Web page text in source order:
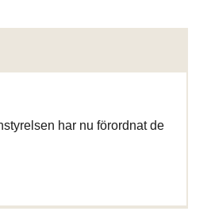
har nu förordnat de